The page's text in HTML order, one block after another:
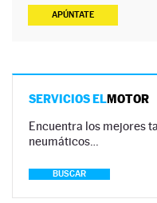
APÚNTATE
SERVICIOS ELMOTOR
Encuentra los mejores
neumáticos…
BUSCAR